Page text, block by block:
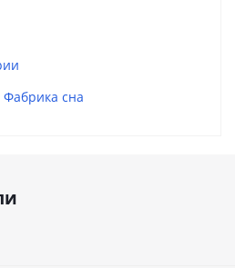
сна